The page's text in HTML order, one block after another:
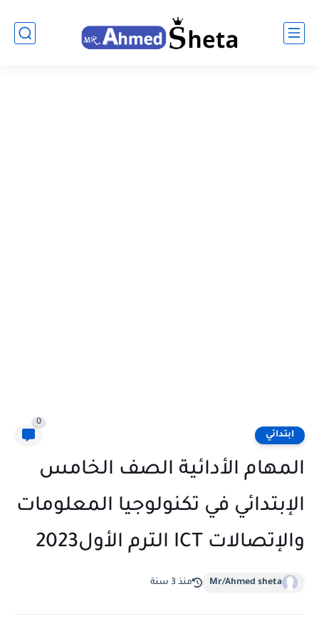
ابتدائي
0
المهام الأدائية الصف الخامس
الإبتدائي في تكنولوجيا المعلومات
والإتصالات ICT الترم الأول2023
Mr/Ahmed sheta منذ 3 سنة